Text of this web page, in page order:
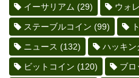
イーサリアム (29) ウォ
ステーブルコイン (99)
ニュース (132) ハッキン
ビットコイン (120) ブロ